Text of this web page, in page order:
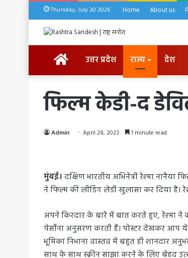
Thursday, July 30 2026 Home About us
HOMEउत्तर प्रदेश राज्य देश
फिल्म केडी-द
Admin April 28, 2023 1 minute read
मुंबई। दक्षिण भारतीय अभिनेत्री रेश्मा
ने फिल्म की लीडिंग लेडी खुलासा कर दिया है।
अपने किरदार के बारे में बात करते हुए, रेश्मा ने
पेर्सोना अनुसरण करती हैं। पोस्टर देखकर आप
भूमिका निभाना वास्तव में बहुत ही शानदार
साथ के साथ स्क्रीन साझा करने के लिए बेहद